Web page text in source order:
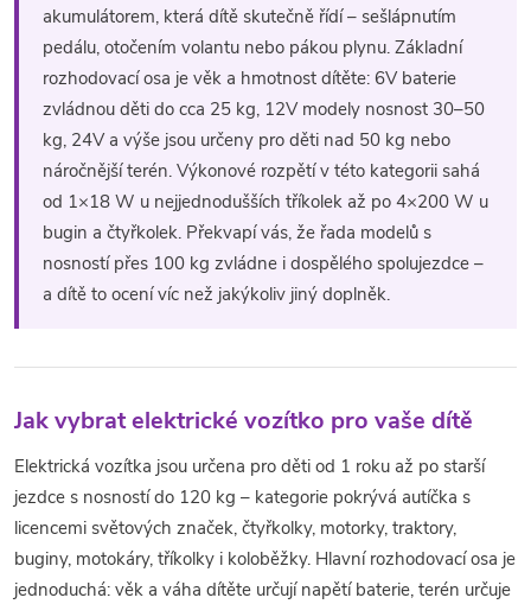
v
ý
p
i
s
u
akumulátorem, která dítě skutečně řídí – sešlápnutím
pedálu, otočením volantu nebo pákou plynu. Základní
rozhodovací osa je věk a hmotnost dítěte: 6V baterie
zvládnou děti do cca 25 kg, 12V modely nosnost 30–50
kg, 24V a výše jsou určeny pro děti nad 50 kg nebo
náročnější terén. Výkonové rozpětí v této kategorii sahá
od 1×18 W u nejjednodušších tříkolek až po 4×200 W u
bugin a čtyřkolek. Překvapí vás, že řada modelů s
nosností přes 100 kg zvládne i dospělého spolujezdce –
a dítě to ocení víc než jakýkoliv jiný doplněk.
Jak vybrat elektrické vozítko pro vaše dítě
Elektrická vozítka jsou určena pro děti od 1 roku až po starší
jezdce s nosností do 120 kg – kategorie pokrývá autíčka s
licencemi světových značek, čtyřkolky, motorky, traktory,
buginy, motokáry, tříkolky i koloběžky. Hlavní rozhodovací osa je
jednoduchá: věk a váha dítěte určují napětí baterie, terén určuje